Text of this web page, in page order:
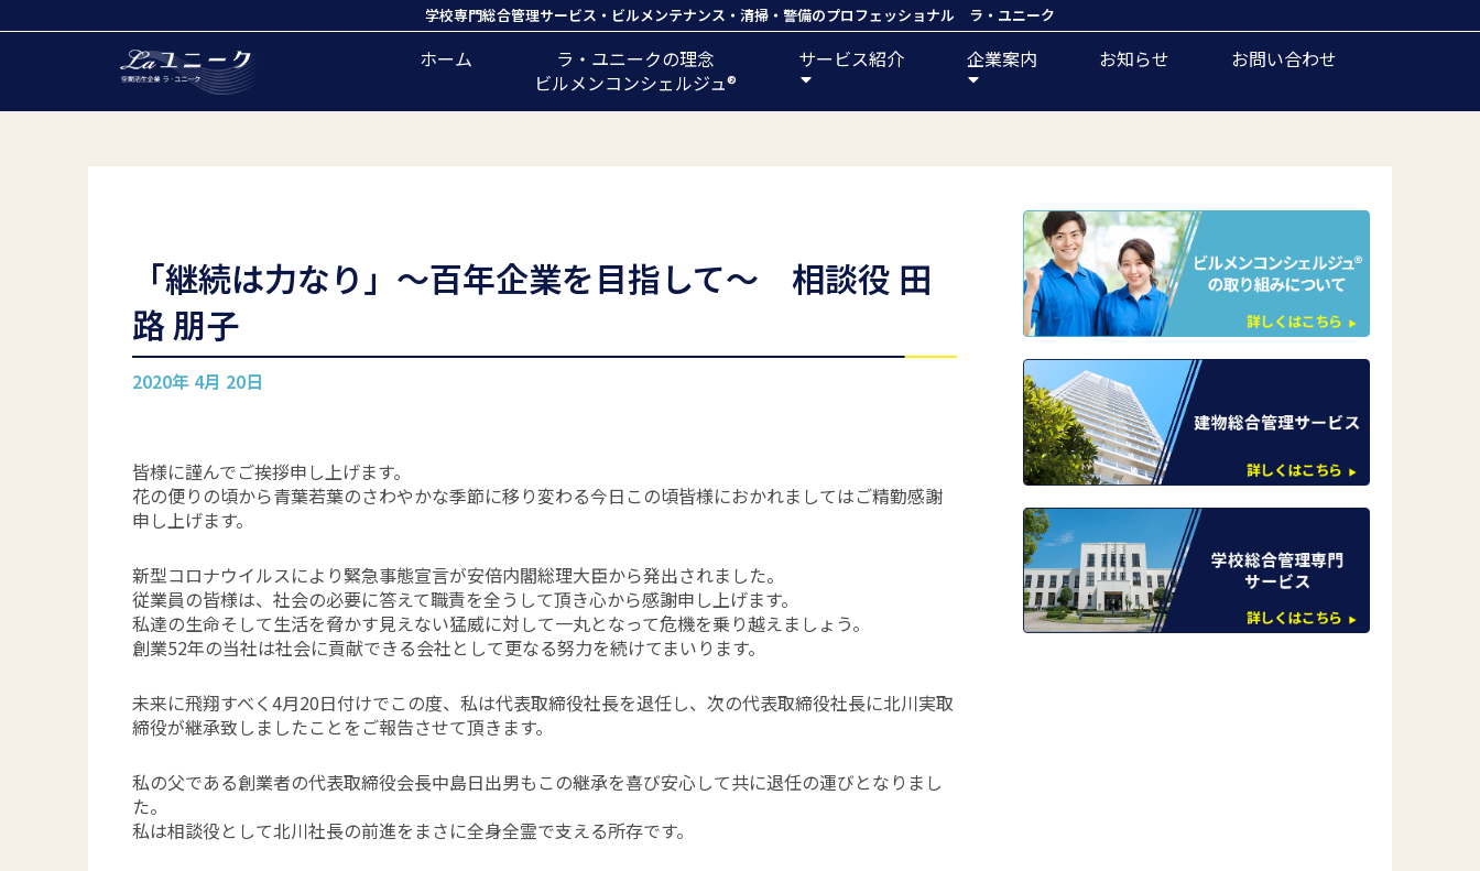
学校専門総合管理サービス ・ ビルメンテナンス ・ 清掃 ・ 警備のプロフェッショナル ラ・ユニーク
ホーム
ラ・ユニークの理念
ビルメンコンシェルジュ®️
サービス紹介 企業案内 お知らせ お問い合わせ
「継続は力なり」〜百年企業を目指して〜 相談役 田
路 朋子
2020年 4月 20日
皆様に謹んでご挨拶申し上げます。
花の便りの頃から青葉若葉のさわやかな季節に移り変わる今日この頃皆様におかれましてはご精勤感謝
申し上げます。
新型コロナウイルスにより緊急事態宣言が安倍内閣総理大臣から発出されました。
従業員の皆様は、社会の必要に答えて職責を全うして頂き心から感謝申し上げます。
私達の生命そして生活を脅かす見えない猛威に対して一丸となって危機を乗り越えましょう。
創業52年の当社は社会に貢献できる会社として更なる努力を続けてまいります。
未来に飛翔すべく4月20日付けでこの度、私は代表取締役社長を退任し、次の代表取締役社長に北川実取
締役が継承致しましたことをご報告させて頂きます。
私の父である創業者の代表取締役会長中島日出男もこの継承を喜び安心して共に退任の運びとなりまし
た。
私は相談役として北川社長の前進をまさに全身全霊で支える所存です。